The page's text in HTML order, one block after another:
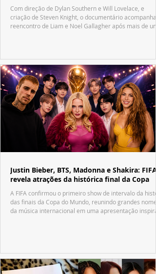
Com direção de Dylan Southern e Will Lovelace, e
criação de Steven Knight, o documentário acompanha
reencontro de Liam e Noel Gallagher após mais de
Justin Bieber, BTS, Madonna e Shakira: FIFA
revela atrações da histórica final da Copa
A FIFA confirmou o primeiro show de intervalo da
das finais da Copa do Mundo, reunindo grandes nomes
da música internacional em uma apresentação